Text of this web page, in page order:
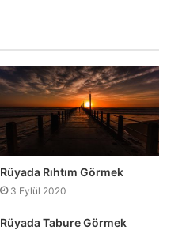
Rüyada Rıhtım Görmek
3 Eylül 2020
Rüyada Tabure Görmek